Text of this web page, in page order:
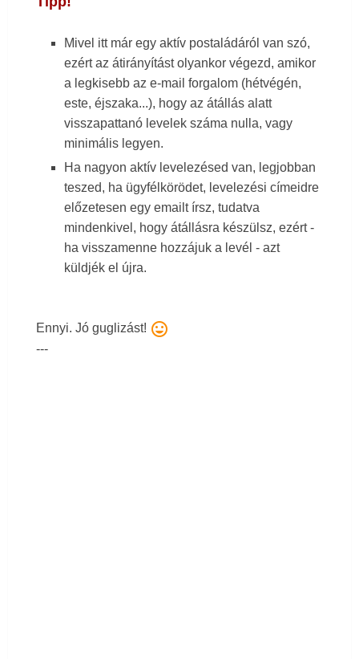
Mivel itt már egy aktív postaládáról van szó,
ezért az átirányítást olyankor végezd, amikor
a legkisebb az e-mail forgalom (hétvégén,
este, éjszaka...), hogy az átállás alatt
visszapattanó levelek száma nulla, vagy
minimális legyen.
Ha nagyon aktív levelezésed van, legjobban
teszed, ha ügyfélkörödet, levelezési címeidre
előzetesen egy emailt írsz, tudatva
mindenkivel, hogy átállásra készülsz, ezért -
ha visszamenne hozzájuk a levél - azt
küldjék el újra.
Ennyi. Jó guglizást! mood
---